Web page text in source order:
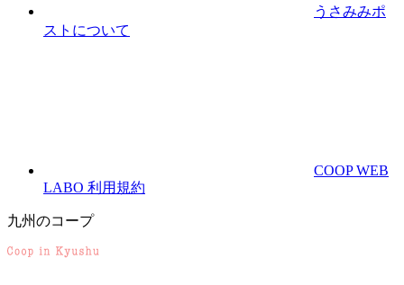
うさみみポ
ストについて
COOP WEB
LABO 利用規約
九州のコープ